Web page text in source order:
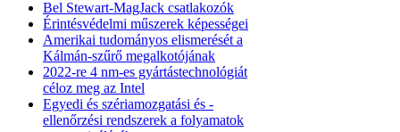
Bel Stewart-MagJack csatlakozók
Érintésvédelmi műszerek képességei
Amerikai tudományos elismerését a
Kálmán-szűrő megalkotójának
2022-re 4 nm-es gyártástechnológiát
céloz meg az Intel
Egyedi és szériamozgatási és -
ellenőrzési rendszerek a folyamatok